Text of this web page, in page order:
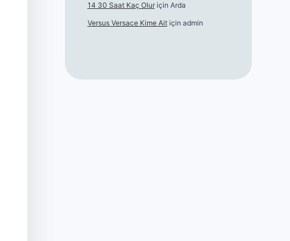
14 30 Saat Kaç Oluriçin Arda
Versus Versace Kime Aitiçin admin